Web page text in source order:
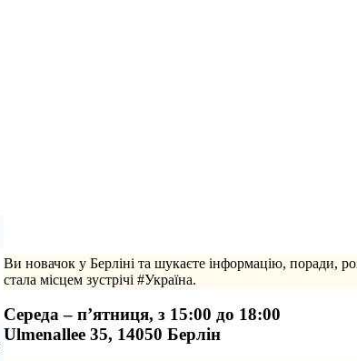
Ви новачок у Берліні та шукаєте інформацію, поради,
стала місцем зустрічі #Україна.
Середа – п’ятниця, з 15:00 до 18:00
Ulmenallee 35, 14050 Берлін